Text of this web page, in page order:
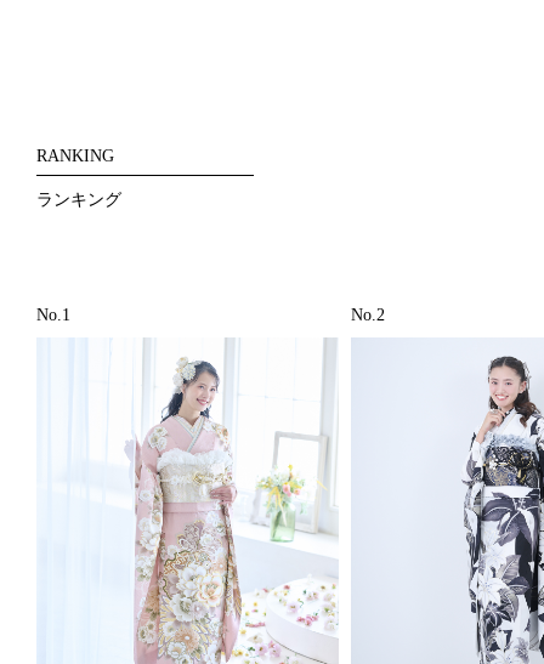
RANKING
ランキング
No.1 No.2